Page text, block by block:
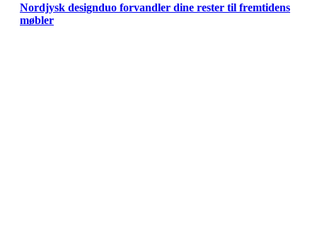
Nordjysk designduo forvandler dine rester til fremtidens
møbler